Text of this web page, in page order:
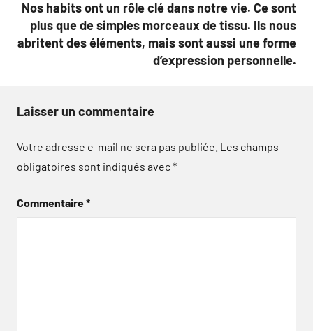
Nos habits ont un rôle clé dans notre vie. Ce sont
plus que de simples morceaux de tissu. Ils nous
abritent des éléments, mais sont aussi une forme
d’expression personnelle.
Laisser un commentaire
Votre adresse e-mail ne sera pas publiée. Les champs
obligatoires sont indiqués avec*
Commentaire*